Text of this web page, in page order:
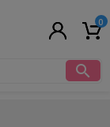
0
